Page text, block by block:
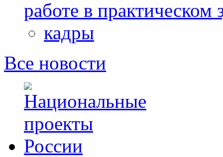
работе в практическом
кадры
Все новости